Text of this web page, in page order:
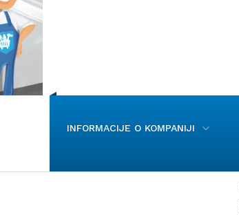
INFORMACIJE O KOMPANIJI